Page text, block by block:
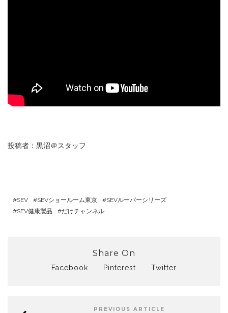
投稿者：黒沼＠スタッフ
SEV SEVショールーム東京
SEVルーパーシリーズ
SEV健康製品
だけチャンネル
Share On
Facebook Pinterest Twitter
PREVIOUS ARTICLE